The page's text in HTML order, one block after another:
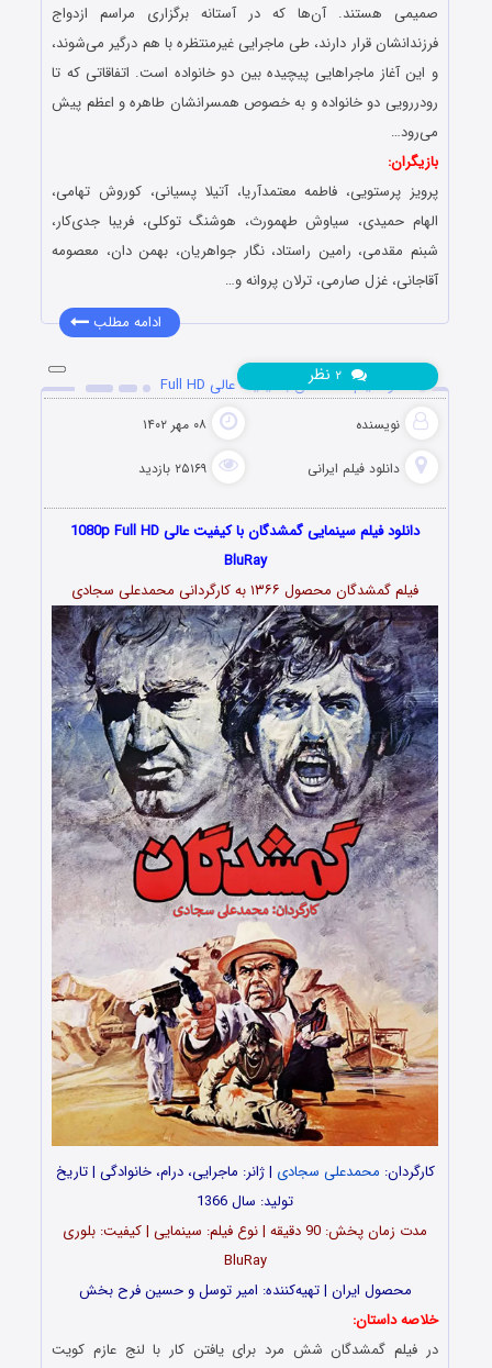
صمیمی هستند. آن‌ها که در آستانه برگزاری مراسم ازدواج
فرزندانشان قرار دارند، طی ماجرایی غیرمنتظره با هم درگیر می‌شوند،
و این آغاز ماجراهایی پیچیده بین دو خانواده است. اتفاقاتی که تا
رو‌در‌رویی دو خانواده و به خصوص همسرانشان طاهره و اعظم پیش
می‌رود…
بازیگران:
پرویز پرستویی، فاطمه معتمدآریا، آتیلا پسیانی، کوروش تهامی،
الهام حمیدی، سیاوش طهمورث، هوشنگ توکلی، فریبا جدی‌کار،
شبنم مقدمی، رامین راستاد، نگار جواهریان، بهمن دان، معصومه
آقاجانی، غزل صارمی، ترلان پروانه و…
ادامه مطلب
دانلود فیلم گمشدگان با کیفیت عالی Full HD
نویسنده ۰۸ مهر ۱۴۰۲
دانلود فیلم‌ ایرانی ۲۵۱۶۹ بازدید
۲ نظر
دانلود فیلم سینمایی گمشدگان با کیفیت عالی 1080p Full HD
BluRay
فیلم گمشدگان محصول ۱۳۶۶ به کارگردانی محمدعلی سجادی
کارگردان: محمدعلی سجادی | ژانر: ماجرایی، درام، خانوادگی | تاریخ
تولید: سال 1366
مدت‌‌ زمان پخش: 90 دقیقه | نوع فیلم: سینمایی | کیفیت: بلوری
BluRay
محصول ایران | تهیه‎‌کننده: امیر توسل و حسین فرح بخش
خلاصه داستان:
در فیلم گمشدگان شش مرد برای یافتن کار با لنج عازم کویت